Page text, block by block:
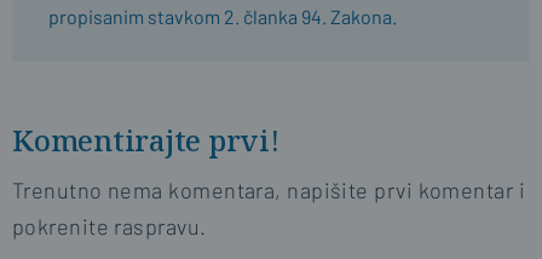
propisanim stavkom 2. članka 94. Zakona.
Komentirajte prvi!
Trenutno nema komentara, napišite prvi komentar i
pokrenite raspravu.